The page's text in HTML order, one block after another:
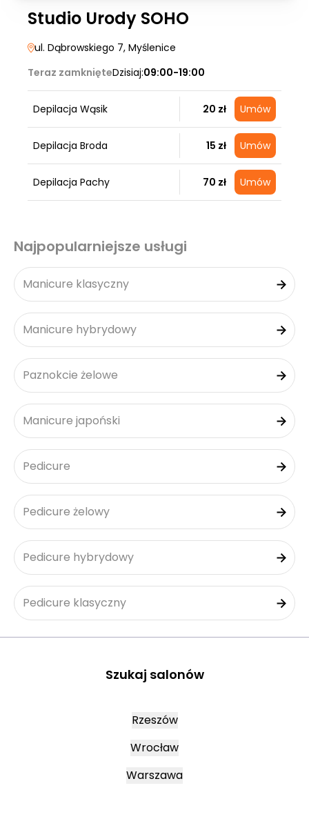
Studio Urody SOHO
ul. Dąbrowskiego 7, Myślenice
Teraz zamknięteDzisiaj:09:00-19:00
Depilacja Wąsik 20 zł Umów
Depilacja Broda 15 zł Umów
Depilacja Pachy 70 zł Umów
Najpopularniejsze usługi
Manicure klasyczny
Manicure hybrydowy
Paznokcie żelowe
Manicure japoński
Pedicure
Pedicure żelowy
Pedicure hybrydowy
Pedicure klasyczny
Szukaj salonów
Rzeszów
Wrocław
Warszawa